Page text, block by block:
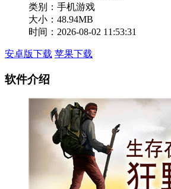
类别：手机游戏
大小：48.94MB
时间：2026-08-02 11:53:31
安卓版下载 苹果下载
软件介绍